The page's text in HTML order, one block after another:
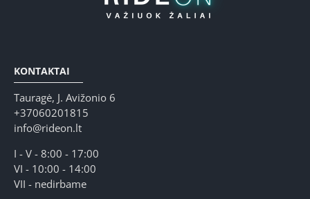
KONTAKTAI
Tauragė, J. Avižonio 6
+37060201815
info@rideon.lt
I - V - 8:00 - 17:00
VI - 10:00 - 14:00
VII - nedirbame